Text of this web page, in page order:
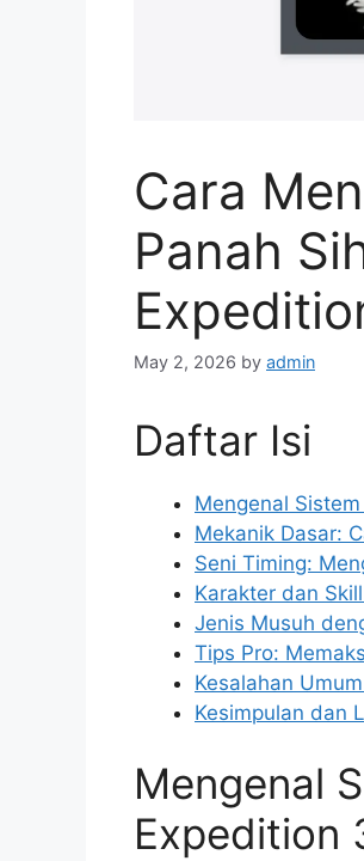
Cara
Panah
May 2, 2026 by admin
Daftar Isi
Mengenal
Mekanik Dasar:
Seni Timing:
Karakter dan
Jenis Musuh
Tips Pro:
Kesalahan
Kesimpulan dan
Mengenal
Expedition